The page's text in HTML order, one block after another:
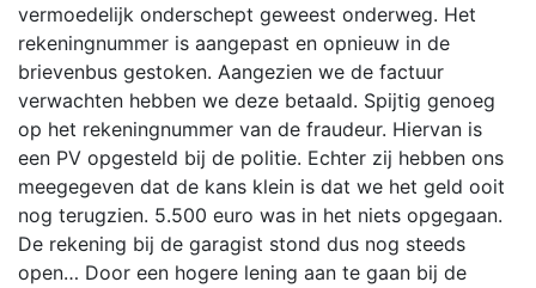
vermoedelijk onderschept geweest onderweg. Het
rekeningnummer is aangepast en opnieuw in de
brievenbus gestoken. Aangezien we de factuur
verwachten hebben we deze betaald. Spijtig genoeg
op het rekeningnummer van de fraudeur. Hiervan is
een PV opgesteld bij de politie. Echter zij hebben ons
meegegeven dat de kans klein is dat we het geld ooit
nog terugzien. 5.500 euro was in het niets opgegaan.
De rekening bij de garagist stond dus nog steeds
open… Door een hogere lening aan te gaan bij de